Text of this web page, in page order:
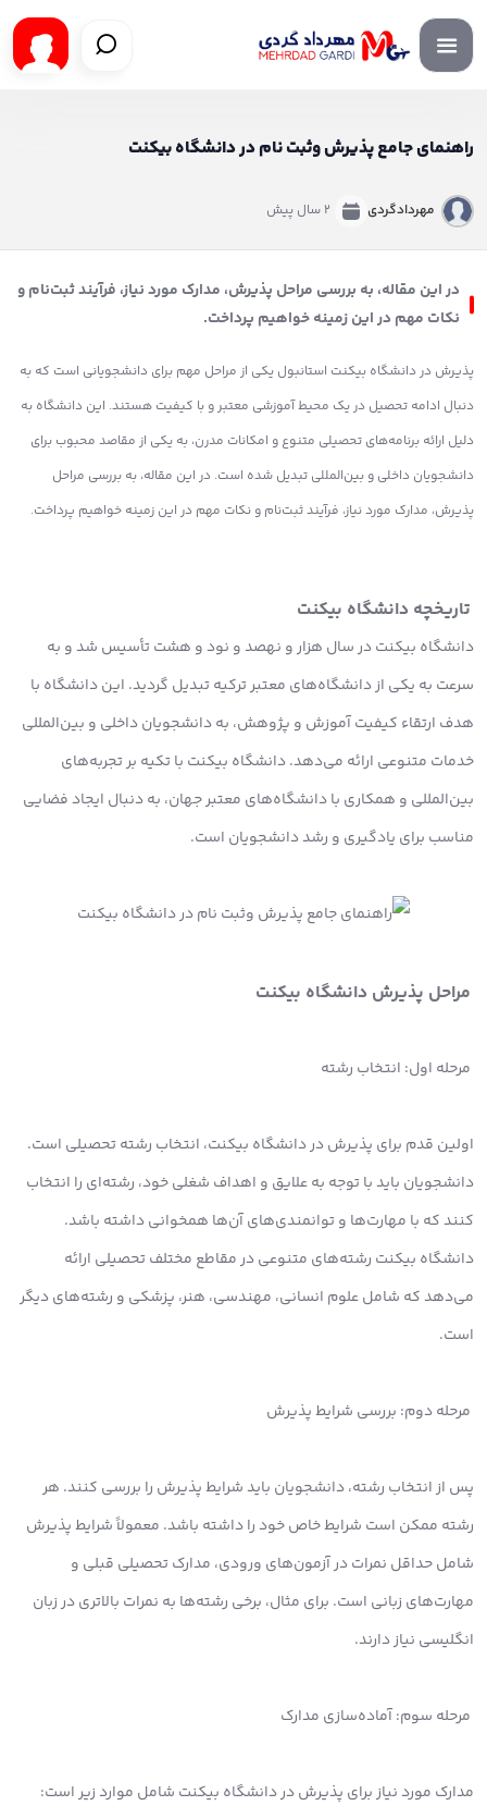
راهنمای جامع پذیرش و‌ثبت نام در دانشگاه بیکنت
مهردادگردی 2 سال پیش
در این مقاله، به بررسی مراحل پذیرش، مدارک مورد نیاز، فرآیند ثبت‌نام و
نکات مهم در این زمینه خواهیم پرداخت.
پذیرش در دانشگاه بیکنت استانبول یکی از مراحل مهم برای دانشجویانی است که به
دنبال ادامه تحصیل در یک محیط آموزشی معتبر و با کیفیت هستند. این دانشگاه به
دلیل ارائه برنامه‌های تحصیلی متنوع و امکانات مدرن، به یکی از مقاصد محبوب برای
دانشجویان داخلی و بین‌المللی تبدیل شده است. در این مقاله، به بررسی مراحل
پذیرش، مدارک مورد نیاز، فرآیند ثبت‌نام و نکات مهم در این زمینه خواهیم پرداخت.
تاریخچه دانشگاه بیکنت
دانشگاه بیکنت در سال هزار و نهصد و نود و هشت تأسیس شد و به
سرعت به یکی از دانشگاه‌های معتبر ترکیه تبدیل گردید. این دانشگاه با
هدف ارتقاء کیفیت آموزش و پژوهش، به دانشجویان داخلی و بین‌المللی
خدمات متنوعی ارائه می‌دهد. دانشگاه بیکنت با تکیه بر تجربه‌های
بین‌المللی و همکاری با دانشگاه‌های معتبر جهان، به دنبال ایجاد فضایی
مناسب برای یادگیری و رشد دانشجویان است.
مراحل پذیرش دانشگاه بیکنت
مرحله اول: انتخاب رشته
اولین قدم برای پذیرش در دانشگاه بیکنت، انتخاب رشته تحصیلی است.
دانشجویان باید با توجه به علایق و اهداف شغلی خود، رشته‌ای را انتخاب
کنند که با مهارت‌ها و توانمندی‌های آن‌ها همخوانی داشته باشد.
دانشگاه بیکنت رشته‌های متنوعی در مقاطع مختلف تحصیلی ارائه
می‌دهد که شامل علوم انسانی، مهندسی، هنر، پزشکی و رشته‌های دیگر
است.
مرحله دوم: بررسی شرایط پذیرش
پس از انتخاب رشته، دانشجویان باید شرایط پذیرش را بررسی کنند. هر
رشته ممکن است شرایط خاص خود را داشته باشد. معمولاً شرایط پذیرش
شامل حداقل نمرات در آزمون‌های ورودی، مدارک تحصیلی قبلی و
مهارت‌های زبانی است. برای مثال، برخی رشته‌ها به نمرات بالاتری در زبان
انگلیسی نیاز دارند.
مرحله سوم: آماده‌سازی مدارک
مدارک مورد نیاز برای پذیرش در دانشگاه بیکنت شامل موارد زیر است: